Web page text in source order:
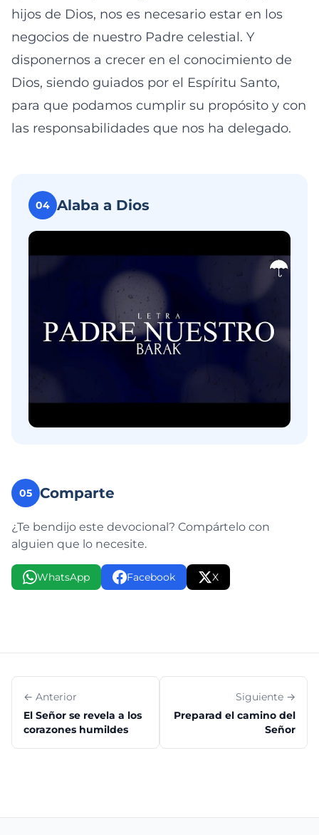
hijos de Dios, nos es necesario estar en los
negocios de nuestro Padre celestial. Y
disponernos a crecer en el conocimiento de
Dios, siendo guiados por el Espíritu Santo,
para que podamos cumplir su propósito y con
las responsabilidades que nos ha delegado.
04 Alaba a Dios
05 Comparte
¿Te bendijo este devocional? Compártelo con
alguien que lo necesite.
WhatsApp Facebook X
← Anterior
El Señor se revela a los
corazones humildes
Siguiente →
Preparad el camino del
Señor